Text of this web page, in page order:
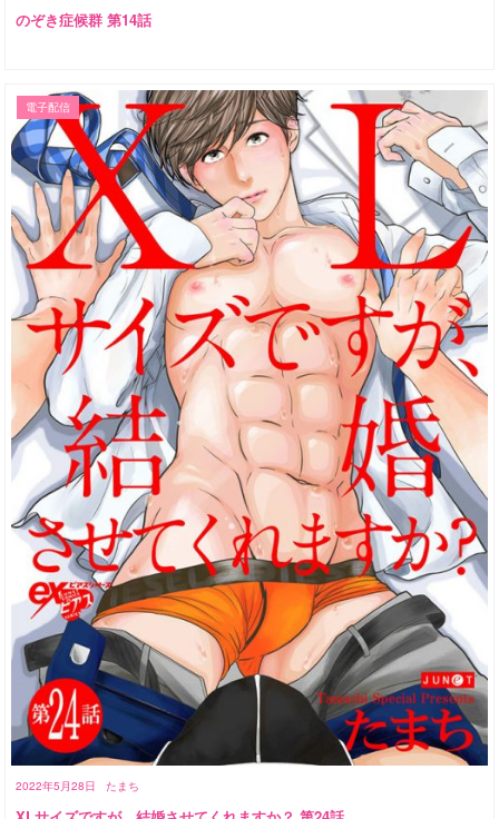
のぞき症候群 第14話
2022年5月28日 たまち
電子配信